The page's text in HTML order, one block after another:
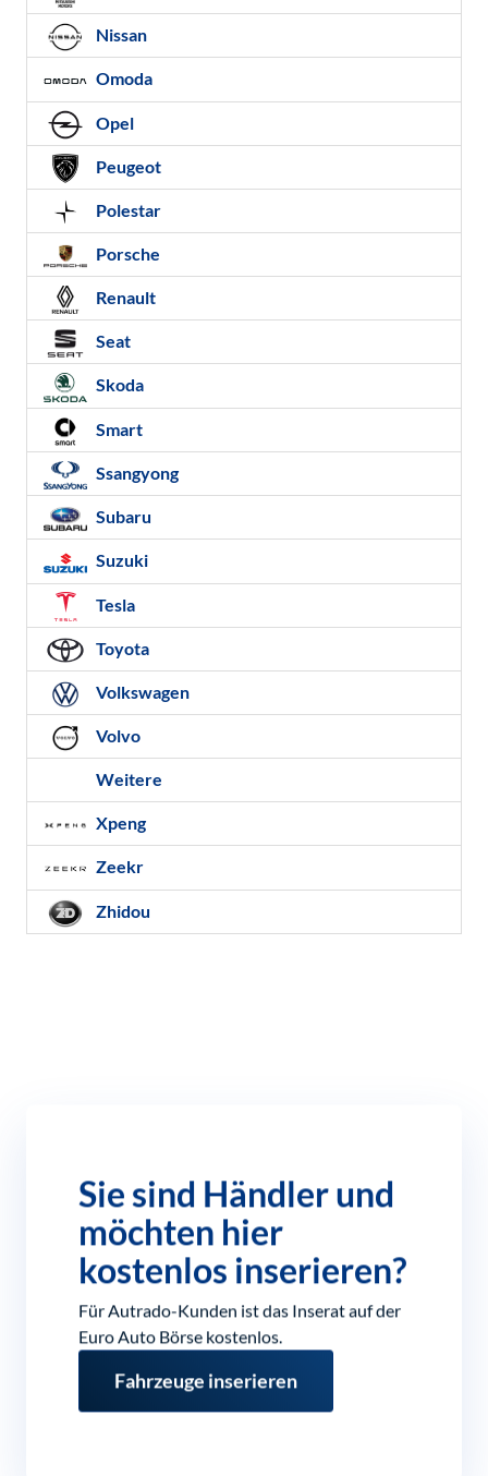
Nissan
Omoda
Opel
Peugeot
Polestar
Porsche
Renault
Seat
Skoda
Smart
Ssangyong
Subaru
Suzuki
Tesla
Toyota
Volkswagen
Volvo
Weitere
Xpeng
Zeekr
Zhidou
Sie sind Händler und
möchten hier
kostenlos inserieren?
Für Autrado-Kunden ist das Inserat auf der
Euro Auto Börse kostenlos.
Fahrzeuge inserieren